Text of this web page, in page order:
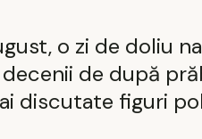
o zi de doliu
de după
discutate figuri